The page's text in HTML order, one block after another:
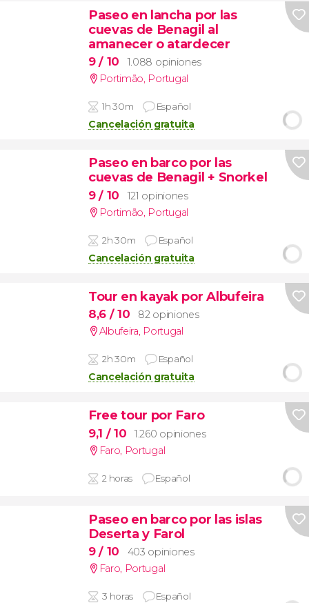
Paseo en lancha por las
cuevas de Benagil al
amanecer o atardecer
9/ 10
1.088 opiniones
Portimão, Portugal
1h 30m Español
Cancelación gratuita
Paseo en barco por las
cuevas de Benagil + Snorkel
9/ 10
121 opiniones
Portimão, Portugal
2h 30m Español
Cancelación gratuita
Tour en kayak por Albufeira
8,6 / 10
82 opiniones
Albufeira, Portugal
2h 30m Español
Cancelación gratuita
Free tour por Faro
9,1 / 10
1.260 opiniones
Faro, Portugal
2 horas Español
Paseo en barco por las islas
Deserta y Farol
9/ 10
403 opiniones
Faro, Portugal
3 horas Español